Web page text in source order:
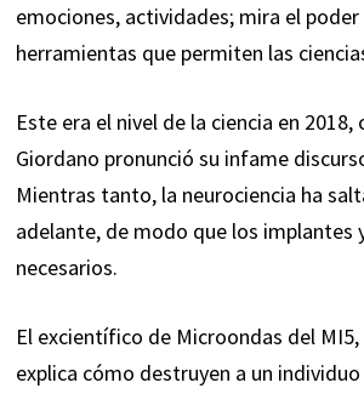
emociones, actividades; mira el poder
herramientas que permiten las
Este era el nivel de la ciencia en 2018,
Giordano pronunció su infame
Mientras tanto, la neurociencia ha
adelante, de modo que los implantes
necesarios.
El excientífico de Microondas del MI5,
explica cómo destruyen a un